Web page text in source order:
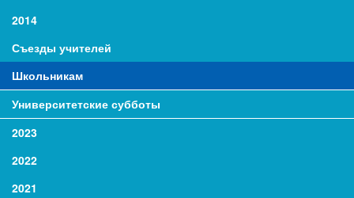
2014
Съезды учителей
Школьникам
Университетские субботы
2023
2022
2021